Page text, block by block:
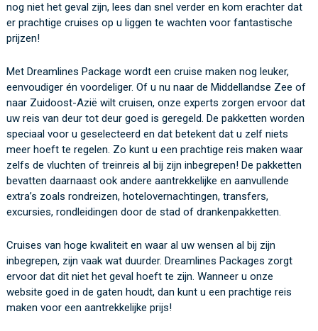
nog niet het geval zijn, lees dan snel verder en kom erachter dat
er prachtige cruises op u liggen te wachten voor fantastische
prijzen!
Met Dreamlines Package wordt een cruise maken nog leuker,
eenvoudiger én voordeliger. Of u nu naar de Middellandse Zee of
naar Zuidoost-Azië wilt cruisen, onze experts zorgen ervoor dat
uw reis van deur tot deur goed is geregeld. De pakketten worden
speciaal voor u geselecteerd en dat betekent dat u zelf niets
meer hoeft te regelen. Zo kunt u een prachtige reis maken waar
zelfs de vluchten of treinreis al bij zijn inbegrepen! De pakketten
bevatten daarnaast ook andere aantrekkelijke en aanvullende
extra’s zoals rondreizen, hotelovernachtingen, transfers,
excursies, rondleidingen door de stad of drankenpakketten.
Cruises van hoge kwaliteit en waar al uw wensen al bij zijn
inbegrepen, zijn vaak wat duurder. Dreamlines Packages zorgt
ervoor dat dit niet het geval hoeft te zijn. Wanneer u onze
website goed in de gaten houdt, dan kunt u een prachtige reis
maken voor een aantrekkelijke prijs!